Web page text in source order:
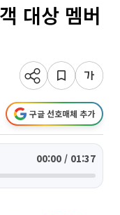
대상 멤버
구글 선호매체 추가
00:00 / 01:37